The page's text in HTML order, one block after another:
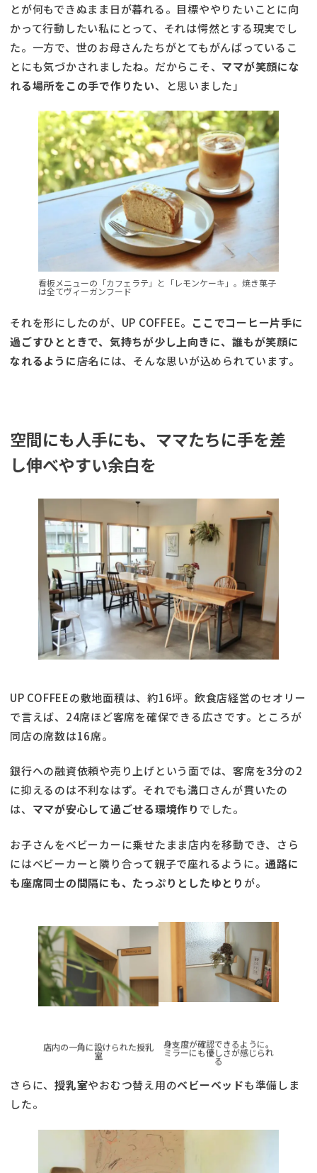
とが何もできぬまま日が暮れる。目標ややりたいことに向
かって行動したい私にとって、それは愕然とする現実でし
た。一方で、世のお母さんたちがとてもがんばっているこ
とにも気づかされましたね。だからこそ、 ママが笑顔にな
れる場所をこの手で作りたい、と思いました」
看板メニューの「カフェラテ」と「レモンケーキ」。焼き菓子
は全てヴィーガンフード
それを形にしたのが、UP COFFEE。 ここでコーヒー片手に
過ごすひとときで、気持ちが少し上向きに、誰もが笑顔に
なれるように――店名には、そんな思いが込められています。
空間にも人手にも、ママたちに手を差
し伸べやすい余白を
UP COFFEEの敷地面積は、約16坪。飲食店経営のセオリー
で言えば、24席ほど客席を確保できる広さです。ところが
同店の席数は16席。
銀行への融資依頼や売り上げという面では、客席を3分の2
に抑えるのは不利なはず。それでも溝口さんが貫いたの
は、 ママが安心して過ごせる環境作り でした。
お子さんをベビーカーに乗せたまま店内を移動でき、さら
にはベビーカーと隣り合って親子で座れるように。通路に
も座席同士の間隔にも、たっぷりとしたゆとり が。
店内の一角に設けられた授乳
室
身支度が確認できるように。
ミラーにも優しさが感じられ
る
さらに、 授乳室やおむつ替え用のベビーベッドも準備しま
した。